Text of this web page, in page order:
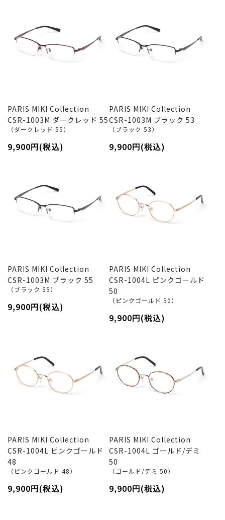
PARIS MIKI Collection
CSR-1003M ダークレッド 55
（ダークレッド 55）
9,900円(税込)
PARIS MIKI Collection
CSR-1003M ブラック 53
（ブラック 53）
9,900円(税込)
PARIS MIKI Collection
CSR-1003M ブラック 55
（ブラック 55）
9,900円(税込)
PARIS MIKI Collection
CSR-1004L ピンクゴールド
50
（ピンクゴールド 50）
9,900円(税込)
PARIS MIKI Collection
CSR-1004L ピンクゴールド
48
（ピンクゴールド 48）
9,900円(税込)
PARIS MIKI Collection
CSR-1004L ゴールド/デミ
50
（ゴールド/デミ 50）
9,900円(税込)